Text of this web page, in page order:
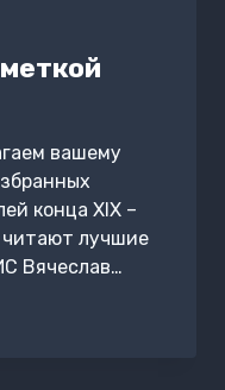
вашему
конца XIX –
читают лучшие
Вячеслав…